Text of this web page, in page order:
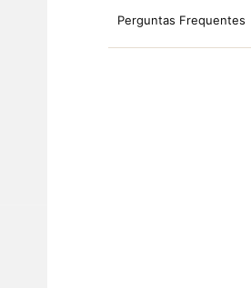
Perguntas Frequentes